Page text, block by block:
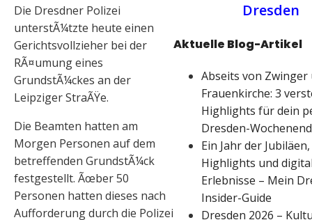
Die Dresdner Polizei
unterstÃ¼tzte heute einen
Gerichtsvollzieher bei der
RÃ¤umung eines
GrundstÃ¼ckes an der
Leipziger StraÃŸe.
Die Beamten hatten am
Morgen Personen auf dem
betreffenden GrundstÃ¼ck
festgestellt. Ãœber 50
Personen hatten dieses nach
Aufforderung durch die Polizei
Dresden
Aktuelle Blog-Artikel
Abseits von Zwinger
Frauenkirche: 3
Highlights für dein
Dresden-
Ein Jahr der
Highlights und
Erlebnisse – Mein
Insider-Guide
Dresden 2026 –